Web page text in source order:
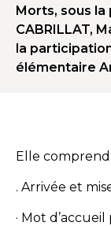
Morts, sous
CABRILLAT,
la
élémentaire
Elle
. Arrivée et
· Mot